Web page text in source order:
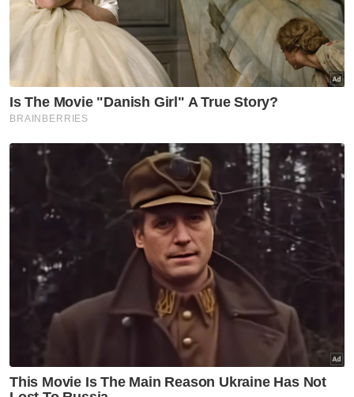
Bapa Zayn Rayyan kekal bebas
Mahkamah
Atomy Malaysia gagal saman
fitnah terhadap Firdaus Wong
Mahkamah
Inkues Zara Qairina: Hakim
Koroner, pihak berkepentingan
terkejut pendedahan saksi ke-
53
Mahkamah
Malaysia sangkal dakwaan
kenakan tarif 47 peratus
kepada AS